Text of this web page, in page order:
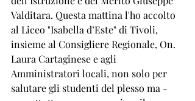
Valditara. Questa mattina l'ho accolto
al Liceo "Isabella d’Este" di Tivoli,
insieme al Consigliere Regionale, On.
Laura Cartaginese e agli
Amministratori locali, non solo per
salutare gli studenti del plesso ma -